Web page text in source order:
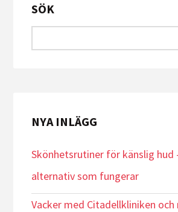
SÖK
NYA INLÄGG
Skönhetsrutiner för känslig hud
alternativ som fungerar
Vacker med Citadellkliniken